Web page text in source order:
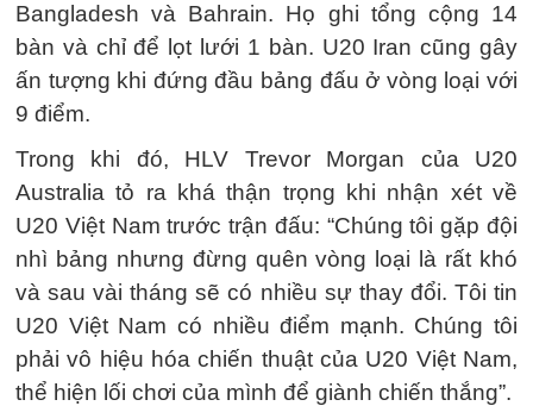
Bangladesh và Bahrain. Họ ghi tổng cộng 14
bàn và chỉ để lọt lưới 1 bàn. U20 Iran cũng gây
ấn tượng khi đứng đầu bảng đấu ở vòng loại với
9 điểm.
Trong khi đó, HLV Trevor Morgan của U20
Australia tỏ ra khá thận trọng khi nhận xét về
U20 Việt Nam trước trận đấu: “Chúng tôi gặp đội
nhì bảng nhưng đừng quên vòng loại là rất khó
và sau vài tháng sẽ có nhiều sự thay đổi. Tôi tin
U20 Việt Nam có nhiều điểm mạnh. Chúng tôi
phải vô hiệu hóa chiến thuật của U20 Việt Nam,
thể hiện lối chơi của mình để giành chiến thắng”.